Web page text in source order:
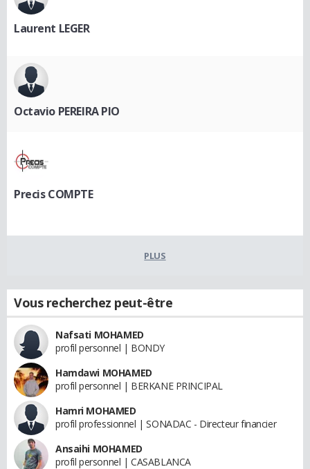
Laurent LEGER
Octavio PEREIRA PIO
Precis COMPTE
PLUS
Vous recherchez peut-être
Nafsati MOHAMED
profil personnel | BONDY
Hamdawi MOHAMED
profil personnel | BERKANE PRINCIPAL
Hamri MOHAMED
profil professionnel | SONADAC - Directeur financier
Ansaihi MOHAMED
profil personnel | CASABLANCA